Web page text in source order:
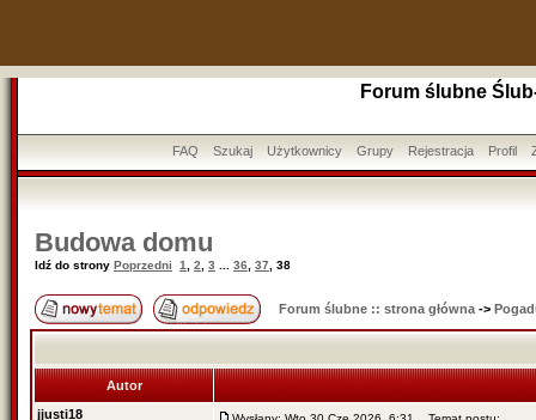
Forum ślubne
FAQ Szukaj Użytkownicy Grupy Rejestracja Profil
Budowa domu
Idź do strony Poprzedni 1 2 3 36 37 38
Forum ślubne :: strona główna ->
Autor
jjusti18